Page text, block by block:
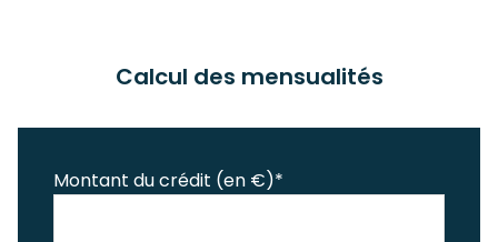
Calcul des mensualités
Montant du crédit (en €)*